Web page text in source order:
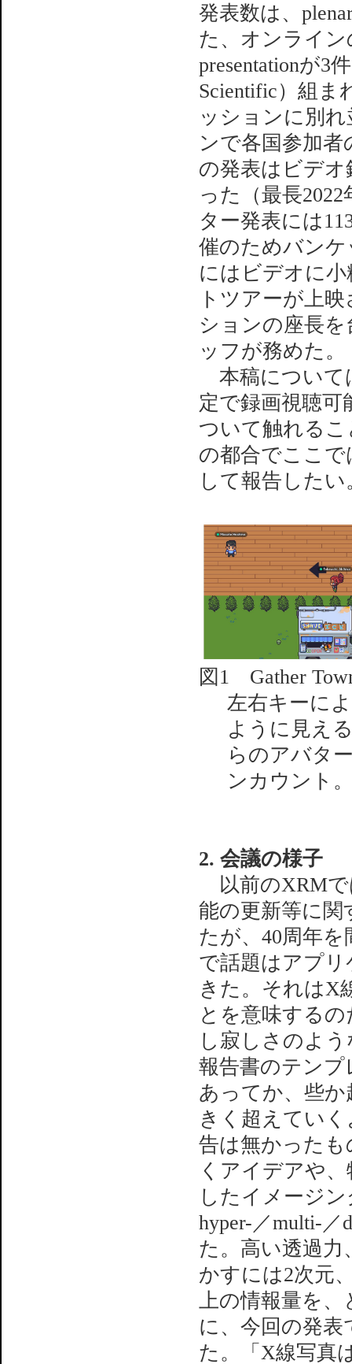
発表数は、
た、オンライン
presentationが3
Scientific）組ま
ッションに別
ンで各国参加
の発表はビデ
った（最長
ター発表には
催のためバン
にはビデオに
トツアーが上
ションの座長を
ッフが務めた。
本稿について
定で録画視聴
ついて触れる
の都合でここ
して報告したい
図1 Gather
左右キーに
ように見え
らのアバタ
ンカウント
2. 会議の様子
以前のXRMで
能の更新等に
たが、40周年
で話題はアプ
きた。それはX
とを意味する
し寂しさのよ
報告書のテンプ
あってか、些
きく超えてい
告は無かった
くアイデアや
したイメージ
hyper-／multi-
た。高い透過
かすには2次元
上の情報量を
に、今回の発
た。「X線写真